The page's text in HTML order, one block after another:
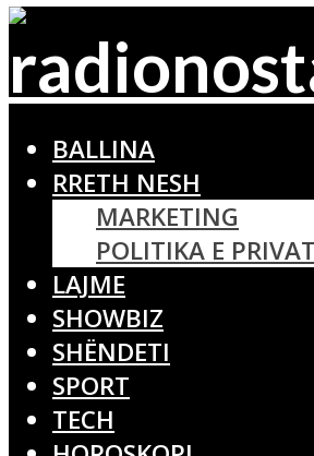
BALLINA
RRETH NESH
MARKETING
POLITIKA E
LAJME
SHOWBIZ
SHËNDETI
SPORT
TECH